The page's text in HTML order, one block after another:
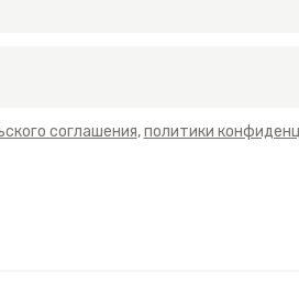
соглашения,политики